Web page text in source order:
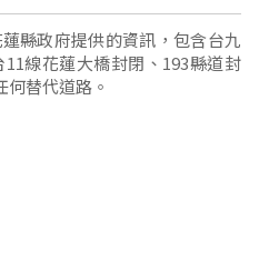
縣政府提供的資訊，包含台九
線花蓮大橋封閉、193縣道封
替代道路。